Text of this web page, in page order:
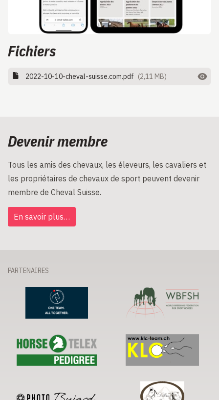
Fichiers
2022-10-10-cheval-suisse.com.pdf (2,11 MB)
Devenir membre
Tous les amis des chevaux, les éleveurs, les cavaliers et
les propriétaires de chevaux de sport peuvent devenir
membre de Cheval Suisse.
En savoir plus…
PARTENAIRES